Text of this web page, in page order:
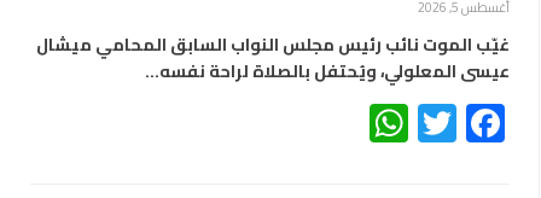
أغسطس 5, 2026
غيّب الموت نائب رئيس مجلس النواب السابق المحامي ميشال
عيسى المعلولي، ويُحتفل بالصلاة لراحة نفسه…
Facebook
Twitter